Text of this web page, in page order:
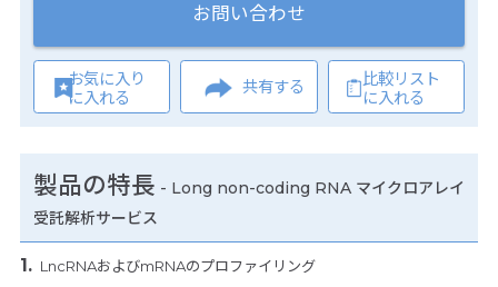
お問い合わせ
お気に入り
に入れる
共有する
比較リスト
に入れる
製品の特長 - Long non-coding RNA マイクロアレイ
受託解析サービス
LncRNAおよびmRNAのプロファイリング